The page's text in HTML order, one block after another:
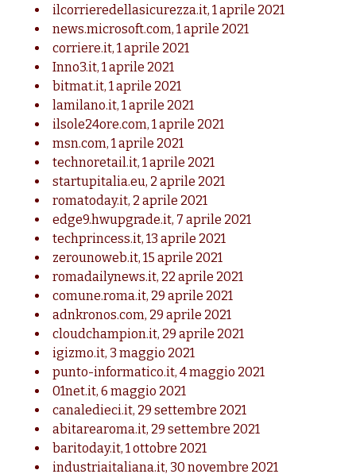
ilcorrieredellasicurezza.it, 1 aprile 2021
news.microsoft.com, 1 aprile 2021
corriere.it, 1 aprile 2021
Inno3.it, 1 aprile 2021
bitmat.it, 1 aprile 2021
lamilano.it, 1 aprile 2021
ilsole24ore.com, 1 aprile 2021
msn.com, 1 aprile 2021
technoretail.it, 1 aprile 2021
startupitalia.eu, 2 aprile 2021
romatoday.it, 2 aprile 2021
edge9.hwupgrade.it, 7 aprile 2021
techprincess.it, 13 aprile 2021
zerounoweb.it, 15 aprile 2021
romadailynews.it, 22 aprile 2021
comune.roma.it, 29 aprile 2021
adnkronos.com, 29 aprile 2021
cloudchampion.it, 29 aprile 2021
igizmo.it, 3 maggio 2021
punto-informatico.it, 4 maggio 2021
01net.it, 6 maggio 2021
canaledieci.it, 29 settembre 2021
abitarearoma.it, 29 settembre 2021
baritoday.it, 1 ottobre 2021
industriaitaliana.it, 30 novembre 2021